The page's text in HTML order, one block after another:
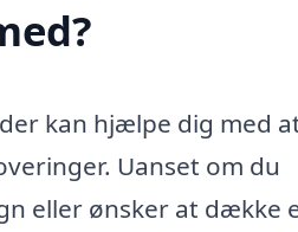
kan hjælpe dig med
Uanset om du
eller ønsker at dække